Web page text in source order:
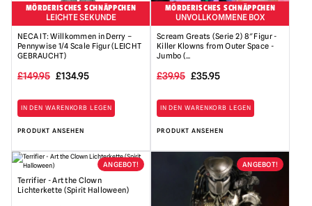
MÖRDERISCHES SCHNÄPPCHEN
LEICHTE SEKUNDE
NECA IT: Willkommen in Derry –
Pennywise 1/4 Scale Figur (LEICHT
GEBRAUCHT)
£149.95 Ursprünglicher
war:
149,95
£
£134.95Aktueller
ist:
£.
IN DEN WARENKORB LEGEN
PRODUKT ANSEHEN
MÖRDERISCHES SCHNÄPPCHEN
UNVOLLKOMMENE BOX
Scream Greats (Serie 2) 8″ Figur -
Killer Klowns from Outer Space -
Jumbo (...
£39.95 Ursprünglicher
war:
39,95
£
£35.95Der
Preis
beträgt:
35,95
£.
IN DEN WARENKORB LEGEN
PRODUKT ANSEHEN
ANGEBOT!
Terrifier - Art the Clown
Lichterkette (Spirit Halloween)
ANGEBOT!